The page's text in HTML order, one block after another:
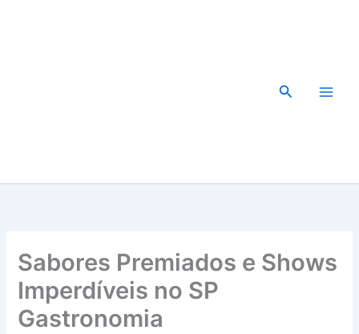
Pesquisar
Sabores Premiados e Shows
Imperdíveis no SP
Gastronomia